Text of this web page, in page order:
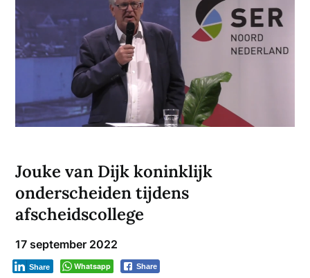
Jouke van Dijk koninklijk
onderscheiden tijdens
afscheidscollege
17 september 2022
Whatsapp Share
Share